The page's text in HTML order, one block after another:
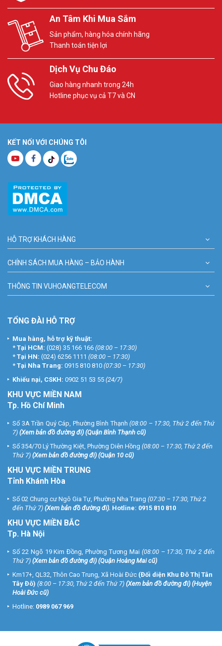
An Tâm Khi Mua Sắm
Sản phẩm, hàng hóa chính hãng
Thanh toán tiện lợi
Dịch Vụ Chu Đáo
Giao hàng nhanh trong 24h
Hotline phục vụ cả T7 và CN
KẾT NỐI VỚI CHÚNG TÔI
HỖ TRỢ KHÁCH HÀNG
CHÍNH SÁCH MUA HÀNG – BẢO HÀNH
THÔNG TIN VUHOANGTELECOM
TỔNG ĐÀI HỖ TRỢ
Mua hàng, hỗ trợ kỹ thuật:
* Tại HCM: (028) 35 166 166 (08:00 – 17:30)
* Tại HN: (024) 6256 1111 (08:00 – 17:30)
* Tại Nha Trang: 0915 810 810 (07:30 – 17:30)
Khiếu nại, CSKH: 0902 51 53 55 (24/7)
KHU VỰC MIỀN NAM
Tp. Hồ Chí Minh
Số 3A Trần Quý Cáp, Phường Bình Thạnh (08:00 – 17:30, Thứ 2 đến Thứ
7) (Xem bản đồ đường đi) (Quận Bình Thạnh cũ)
Số 354/70 Lý Thường Kiệt, Phường Diên Hồng (08:00 – 17:30, Thứ 2 đến
Thứ 7) (Xem bản đồ đường đi) (Quận 10 cũ)
KHU VỰC MIỀN TRUNG
Tỉnh Khánh Hòa
Số 02 Chung cư Ngô Gia Tự, Phường Nha Trang (07:30 – 17:30, Thứ 2
đến Thứ 7) (Xem bản đồ đường đi). Hotline: 0915 810 810
KHU VỰC MIỀN BẮC
Tp. Hà Nội
Số 22 Ngõ 19 Kim Đồng, Phường Tương Mai (08:00 – 17:30, Thứ 2 đến
Thứ 7) (Xem bản đồ đường đi) (Quận Hoàng Mai cũ)
Km17+, QL32, Thôn Cao Trung, Xã Hoài Đức (Đối diện Khu Đô Thị Tân
Tây Đô) (8:00 – 17:30, Thứ 2 đến Thứ 7) (Xem bản đồ đường đi) (Huyện
Hoài Đức cũ)
Hotline: 0989 067 969